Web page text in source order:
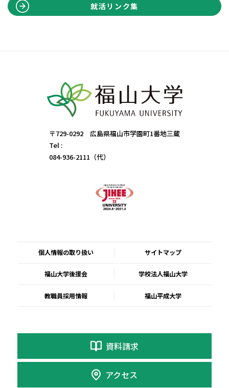
就活リンク集
〒729-0292 広島県福山市学園町1番地三蔵
Tel :
084-936-2111（代）
個人情報の取り扱い サイトマップ
福山大学後援会 学校法人福山大学
教職員採用情報 福山平成大学
資料請求
アクセス